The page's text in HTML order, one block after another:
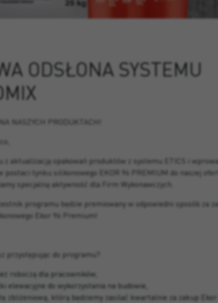
ODSŁONA SYSTEMU
NASZYCH PRODUKTACH!
z aktualizacją opakowań produktów z systemu ETICS i
postaci tynku silikonowego EKOR 96 PREMIUM do naszej
specjalną aktywność dla Firm Wykonawczych.
programu będzie premiowany w odpowiedni sposób za
Ekor 96 Premium!
przystępując do programu?
roboczą dla pracowników,
elewacyjne do wykorzystania na budowie,
zbliżeniową, którą będziemy zasilać kwartalnie za zakup Ekor